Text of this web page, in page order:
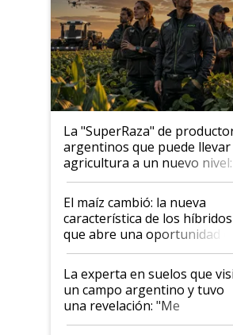
La "SuperRaza" de
argentinos que puede llevar
agricultura a un nuevo nivel:
posibilidades de
infinitas"
El maíz cambió: la nueva
característica de los híbridos
que abre una oportunidad en
el lote
La experta en suelos que
un campo argentino y tuvo
una revelación: "Me
impresionó mucho"